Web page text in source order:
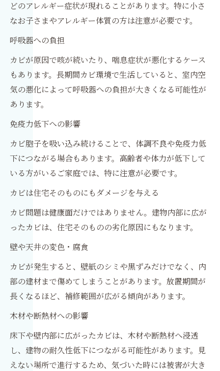
どのアレルギー症状が現れることがあります。特に小さ
なお子さまやアレルギー体質の方は注意が必要です。
呼吸器への負担
カビが原因で咳が続いたり、喘息症状が悪化するケース
もあります。長期間カビ環境で生活していると、室内空
気の悪化によって呼吸器への負担が大きくなる可能性が
あります。
免疫力低下への影響
カビ胞子を吸い込み続けることで、体調不良や免疫力低
下につながる場合もあります。高齢者や体力が低下して
いる方がいるご家庭では、特に注意が必要です。
カビは住宅そのものにもダメージを与える
カビ問題は健康面だけではありません。建物内部に広が
ったカビは、住宅そのものの劣化原因にもなります。
壁や天井の変色・腐食
カビが発生すると、壁紙のシミや黒ずみだけでなく、内
部の建材まで傷めてしまうことがあります。放置期間が
長くなるほど、補修範囲が広がる傾向があります。
木材や断熱材への影響
床下や壁内部に広がったカビは、木材や断熱材へ浸透
し、建物の耐久性低下につながる可能性があります。見
えない場所で進行するため、気づいた時には被害が大き